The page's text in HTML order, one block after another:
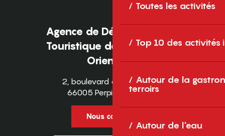
Toutes les activités
Top 10 des activités
Autour de la
terroirs
Autour de l'eau
Agence de Développement
Touristique des Pyrénées-
Orientales
2, boulevard des Pyrénées
66005 Perpignan Cedex
Nous contacter